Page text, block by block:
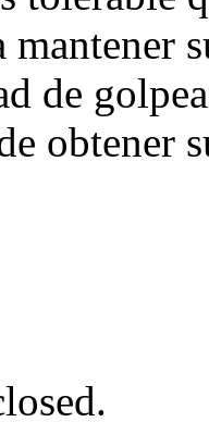
mantener
de
obtener